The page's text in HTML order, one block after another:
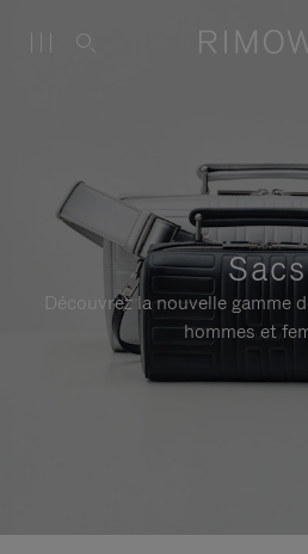
Sacs
Découvrez la nouvelle gamme
hommes et